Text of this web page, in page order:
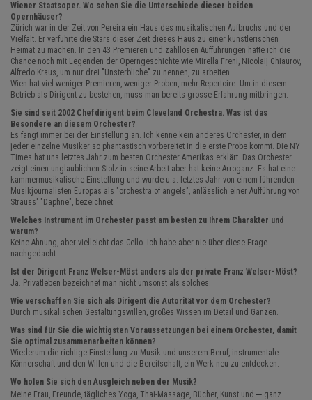
Wiener Staatsoper. Wo sehen Sie die Unterschiede dieser beiden
Opernhäuser?
Zürich war in der Zeit von Pereira ein Haus des musikalischen Aufbruchs und der
Vielfalt. Er verführte die Stars dieser Zeit dieses Haus zu einer künstlerischen
Heimat zu machen. In den 43 Premieren und zahllosen Aufführungen hatte ich die
Chance noch mit Legenden der Operngeschichte wie Mirella Freni, Nicolaij Ghiaurov,
Alfredo Kraus, um nur drei "Unsterbliche" zu nennen, zu arbeiten.
Wien hat viel weniger Premieren, weniger Proben, mehr Repertoire. Um in diesem
Betrieb als Dirigent zu bestehen, muss man bereits grosse Erfahrung mitbringen.
Sie sind seit 2002 Chefdirigent beim Cleveland Orchestra. Was ist das
Besondere an diesem Orchester?
Es fängt immer bei der Einstellung an. Ich kenne kein anderes Orchester, in dem
jeder einzelne Musiker so phantastisch vorbereitet in die erste Probe kommt. Die NY
Times hat uns letztes Jahr zum besten Orchester Amerikas erklärt. Das Orchester
zeigt einen unglaublichen Stolz in seine Arbeit aber hat keine Arroganz. Es hat eine
kammermusikalische Einstellung und wurde u.a. letztes Jahr von einem führenden
Musikjournalisten Europas als "orchestra of angels", anlässlich einer Aufführung von
Strauss' "Daphne", bezeichnet.
Welches Instrument im Orchester passt am besten zu Ihrem Charakter und
warum?
Keine Ahnung, aber vielleicht das Cello. Ich habe aber nie über diese Frage
nachgedacht.
Ist der Dirigent Franz Welser-Möst anders als der private Franz Welser-Möst?
Ja. Privatleben bezeichnet man nicht umsonst als solches.
Wie verschaffen Sie sich als Dirigent die Autorität vor dem Orchester?
Durch musikalischen Gestaltungswillen, großes Wissen im Detail und Ganzen.
Was sind für Sie die wichtigsten Voraussetzungen bei einem Orchester, damit
Sie optimal zusammenarbeiten können?
Wiederum die richtige Einstellung zu Musik und unserem Beruf, instrumentale
Könnerschaft und den Willen und die Bereitschaft, ein Werk neu zu entdecken.
Wo holen Sie sich den Ausgleich neben der Musik?
Meine Frau, Freunde, tägliches Yoga, Thai-Massage, Bücher, Kunst und – ganz